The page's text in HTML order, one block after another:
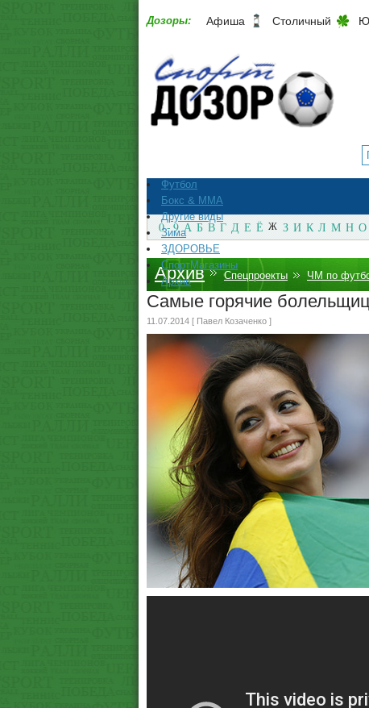
Дозоры: Афиша Столичный
Футбол
Бокс & ММА
Другие виды
Зима
ЗДОРОВЬЕ
СпортМагазины
Архив
0 - 9 А Б В Г Д Е Ё Ж З И К Л М Н О
Архив Спецпроекты ЧМ по
Самые горячие
11.07.2014 [ Павел Козаченко ]